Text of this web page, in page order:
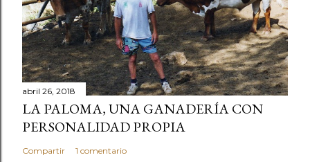
abril 26, 2018
LA PALOMA, UNA GANADERÍA CON
PERSONALIDAD PROPIA
Compartir 1 comentario